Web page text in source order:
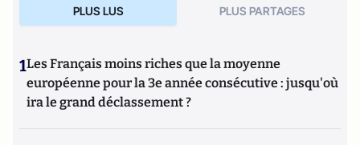
PLUS LUS PLUS PARTAGES
1Les Français moins riches que la moyenne
européenne pour la 3e année consécutive : jusqu'où
ira le grand déclassement ?